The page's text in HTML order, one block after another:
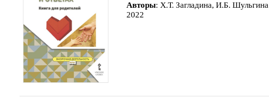
Авторы: Х.Т. Загладина, И.Б. Шульгина
2022